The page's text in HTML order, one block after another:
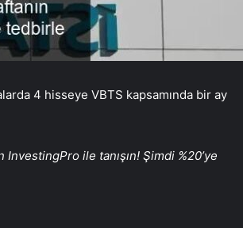
4 hisseye VBTS kapsamında bir ay
InvestingPro ile tanışın! Şimdi %20’ye